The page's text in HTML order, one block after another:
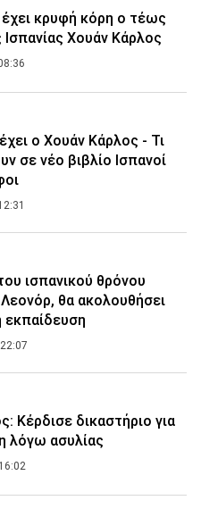
έχει κρυφή κόρη ο τέως
Ισπανίας Χουάν Κάρλος
ο Χουάν Κάρλος - Τι
σε νέο βιβλίο Ισπανοί
ισπανικού θρόνου
Λεονόρ, θα ακολουθήσει
εκπαίδευση
Κέρδισε δικαστήριο για
λόγω ασυλίας